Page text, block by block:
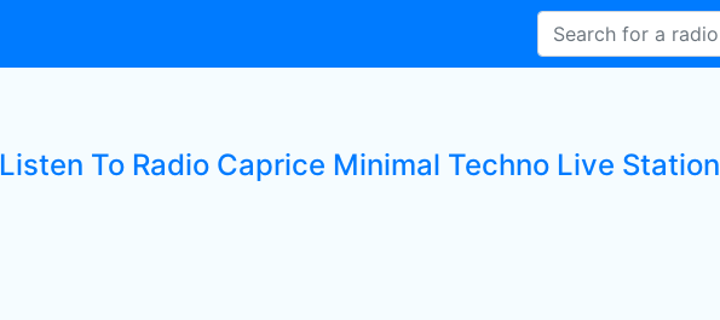
Listen To Radio Caprice Minimal Techno Live Station